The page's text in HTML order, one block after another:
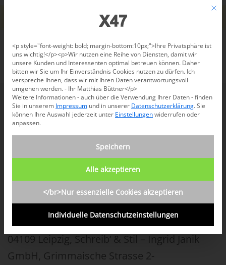
X47@X47.com
/ Händlerverzeichnis
Händlerverzeichnis X47
Deutschland, Österreich,
Schweiz, Frankreich und
Premiumfachhändler in
Deutschland
04109 Leipzig, Schreib‘ & Stil – Ingrid Janik
GmbH, Grimmaische Strasse 2-
Mit
Datenschutzeinstellungen
<p style="font-weight: bold; margin-bottom:10px;">Ihre Privatsphäre ist
uns wichtig!</p><p>Wir nutzen eine Reihe von Diensten, damit wir
unsere Kunden und Interessenten optimal betreuen können. Daher
bitten wir Sie um Ihr Einverständnis Cookies nutzen zu dürfen. Ich
verspreche Ihnen, dass wir mit Ihren Daten verantwortungsvoll
umgehen werden. - Ihr Matthias Büttner</p>
Weitere Informationen - auch über die Verwendung Ihrer Daten - finden
Sie in unserem Impressum und in unserer Datenschutzerklärung.Sie
können Ihre Auswahl jederzeit unter Einstellungenwiderrufen oder
anpassen.
Speichern
Alle akzeptieren
</br>Nur essenzielle Cookies akzeptieren
Individuelle Datenschutzeinstellungen